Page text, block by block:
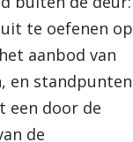
te oefenen op
aanbod van
en standpunten
een door de
de